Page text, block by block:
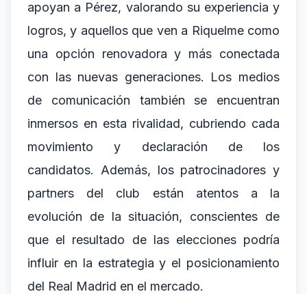
apoyan a Pérez, valorando su experiencia y
logros, y aquellos que ven a Riquelme como
una opción renovadora y más conectada
con las nuevas generaciones. Los medios
de comunicación también se encuentran
inmersos en esta rivalidad, cubriendo cada
movimiento y declaración de los
candidatos. Además, los patrocinadores y
partners del club están atentos a la
evolución de la situación, conscientes de
que el resultado de las elecciones podría
influir en la estrategia y el posicionamiento
del Real Madrid en el mercado.